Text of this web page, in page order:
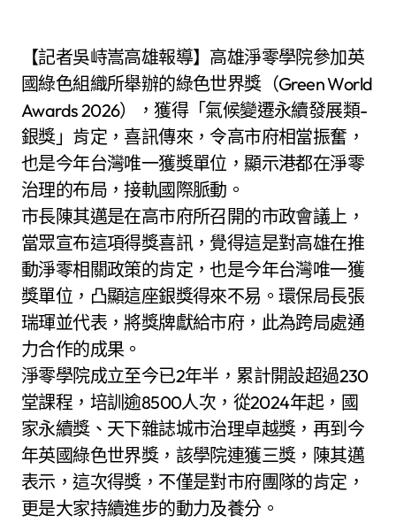
【記者吳峙嵩高雄報導】高雄淨零學院參加英
國綠色組織所舉辦的綠色世界獎（Green World
Awards 2026），獲得「氣候變遷永續發展類-
銀獎」肯定，喜訊傳來，令高市府相當振奮，
也是今年台灣唯一獲獎單位，顯示港都在淨零
治理的布局，接軌國際脈動。
市長陳其邁是在高市府所召開的市政會議上，
當眾宣布這項得獎喜訊，覺得這是對高雄在推
動淨零相關政策的肯定，也是今年台灣唯一獲
獎單位，凸顯這座銀獎得來不易。環保局長張
瑞琿並代表，將獎牌獻給市府，此為跨局處通
力合作的成果。
淨零學院成立至今已2年半，累計開設超過230
堂課程，培訓逾8500人次，從2024年起，國
家永續獎、天下雜誌城市治理卓越獎，再到今
年英國綠色世界獎，該學院連獲三獎，陳其邁
表示，這次得獎，不僅是對市府團隊的肯定，
更是大家持續進步的動力及養分。